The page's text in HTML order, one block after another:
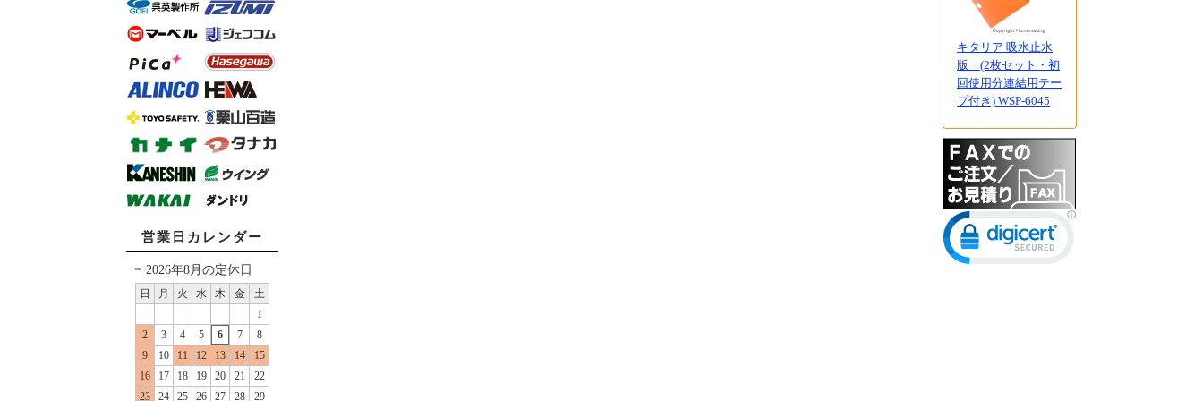
営業日カレンダー
2026年8月の定休日
日 月 火 水 木 金
土
1
2
3 4 5 6 7
8
9
10 11 12 13 14
15
16
17 18 19 20 21
22
23
24 25 26 27 28 29
キタリア 吸水止水
版 (2枚セット・初
回使用分連結用テー
プ付き) WSP-6045